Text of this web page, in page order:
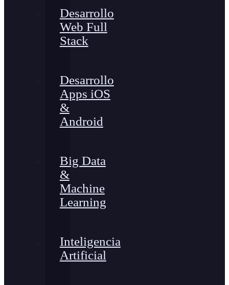
Desarrollo
Web Full
Stack
Desarrollo
Apps iOS
&
Android
Big Data
&
Machine
Learning
Inteligencia
Artificial